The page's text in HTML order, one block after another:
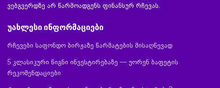
ვებგვერდზე არ წარმოადგენს ფინანსურ რჩევას.
უახლესი ინფორმაციები
რჩევები საფონდო ბირჟაზე წარმატების მისაღწევად
5 კლასიკური წიგნი ინვესტირებაზე — უორენ ბაფეტის
რეკომენდაციები